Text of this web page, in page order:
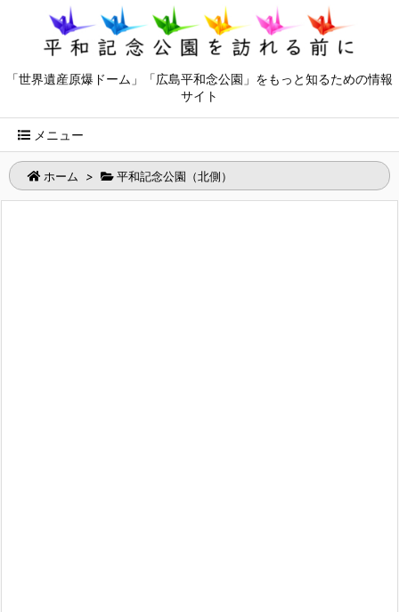
「世界遺産原爆ドーム」「広島平和念公園」をもっと知るための情報
サイト
メニュー
ホーム > 平和記念公園（北側）